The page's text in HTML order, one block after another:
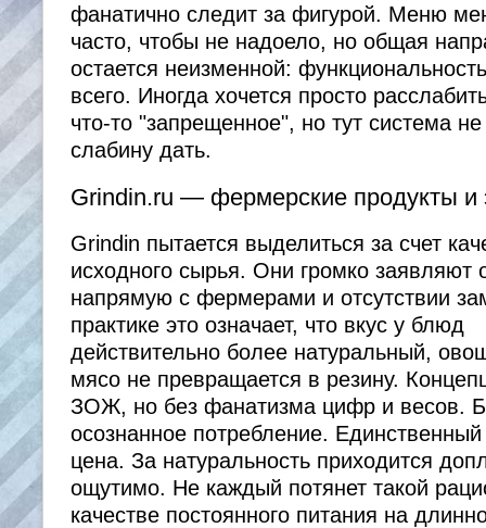
фанатично следит за фигурой. Меню
часто, чтобы не надоело, но общая
остается неизменной:
всего. Иногда хочется просто
что-то "запрещенное", но тут система не
слабину дать.
Grindin.ru — фермерские продукты и
Grindin пытается выделиться за счет
исходного сырья. Они громко заявляют
напрямую с фермерами и отсутствии
практике это означает, что вкус у блюд
действительно более натуральный,
мясо не превращается в резину.
ЗОЖ, но без фанатизма цифр и весов.
осознанное потребление.
цена. За натуральность приходится
ощутимо. Не каждый потянет такой
качестве постоянного питания на